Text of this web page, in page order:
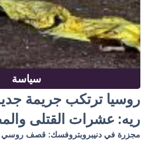
سياسة
روسيا ترتكب جريمة
ريه: عشرات القتلى
مجزرة في دنيبروبتروفسك: قصف روسي